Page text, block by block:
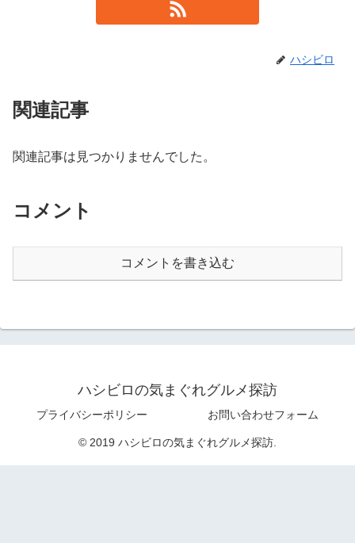
ハシビロ
関連記事
関連記事は見つかりませんでした。
コメント
コメントを書き込む
ハシビロの気まぐれグルメ探訪
プライバシーポリシー お問い合わせフォーム
© 2019 ハシビロの気まぐれグルメ探訪.